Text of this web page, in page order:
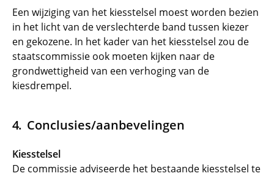
Een wijziging van het kiesstelsel moest worden bezien
in het licht van de verslechterde band tussen kiezer
en gekozene. In het kader van het kiesstelsel zou de
staatscommissie ook moeten kijken naar de
grondwettigheid van een verhoging van de
kiesdrempel.
Conclusies/aanbevelingen
Kiesstelsel
De commissie adviseerde het bestaande kiesstelsel te